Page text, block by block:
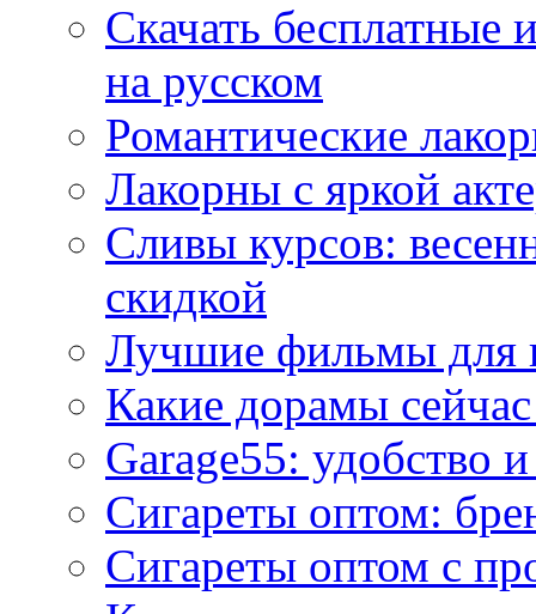
Скачать
на русском
Романтические
Лакорны с яркой
Сливы курсов:
скидкой
Лучшие фильмы для
Какие дорамы
Garage55: удобство
Сигареты оптом:
Сигареты оптом с